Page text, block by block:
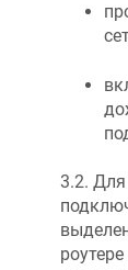
3.2. Для